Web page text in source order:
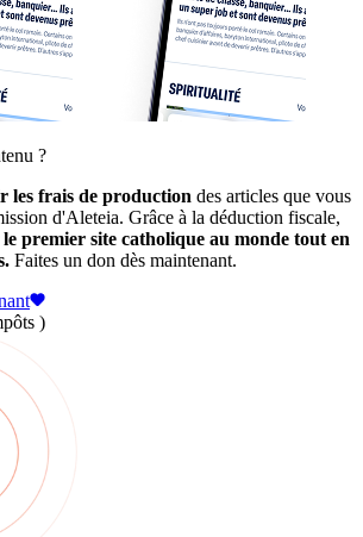
?
les frais de production des articles que vous
d'Aleteia. Grâce à la déduction fiscale,
le premier site catholique au monde tout en
Faites un don dès maintenant.
)